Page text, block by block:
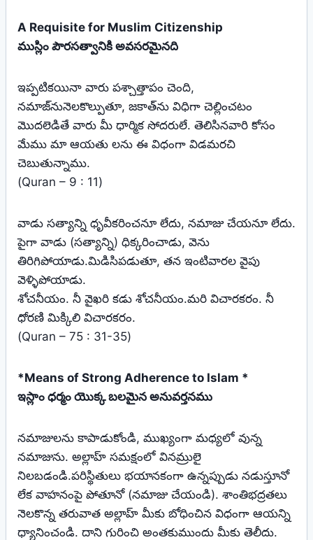
A Requisite for Muslim Citizenship
ముస్లిం పౌరసత్వానికి అవసరమైనది
ఇప్పటికయినా వారు పశ్చాత్తాపం చెంది,
నమాజ్‌నునెలకొల్పుతూ, జకాత్‌ను విధిగా చెల్లించటం
మొదలెడితే వారు మీ ధార్మిక సోదరులే. తెలిసినవారి కోసం
మేము మా ఆయతు లను ఈ విధంగా విడమరచి
చెబుతున్నాము.
(Quran – 9 : 11)
వాడు సత్యాన్ని ధృవీకరించనూ లేదు, నమాజు చేయనూ లేదు.
పైగా వాడు (సత్యాన్ని) ధిక్కరించాడు, వెను
తిరిగిపోయాడు.మిడిసిపడుతూ, తన ఇంటివారల వైపు
వెళ్ళిపోయాడు.
శోచనీయం. నీ వైఖరి కడు శోచనీయం.మరి విచారకరం. నీ
ధోరణి మిక్కిలి విచారకరం.
(Quran – 75 : 31-35)
*Means of Strong Adherence to Islam *
ఇస్లాం ధర్మం యొక్క బలమైన అనువర్తనము
నమాజులను కాపాడుకోండి, ముఖ్యంగా మధ్యలో వున్న
నమాజును. అల్లాహ్ సమక్షంలో వినమ్రులై
నిలబడండి.పరిస్థితులు భయానకంగా ఉన్నప్పుడు నడుస్తూనో
లేక వాహనంపై పోతూనో (నమాజు చేయండి). శాంతిభద్రతలు
నెలకొన్న తరువాత అల్లాహ్ మీకు బోధించిన విధంగా ఆయన్ని
ధ్యానించండి. దాని గురించి అంతకుముందు మీకు తెలీదు.